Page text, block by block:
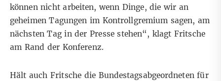
können nicht arbeiten, wenn Dinge, die wir an
geheimen Tagungen im Kontrollgremium sagen, am
nächsten Tag in der Presse stehen“, klagt Fritsche
am Rand der Konferenz.
Hält auch Fritsche die Bundestagsabgeordneten für